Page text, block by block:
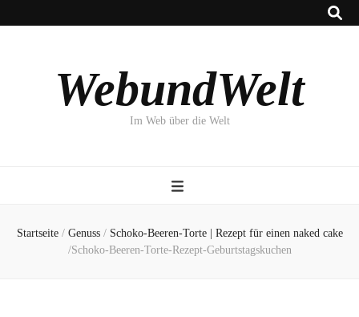
WebundWelt
Im Web über die Welt
Startseite / Genuss / Schoko-Beeren-Torte | Rezept für einen naked cake
/Schoko-Beeren-Torte-Rezept-Geburtstagskuchen